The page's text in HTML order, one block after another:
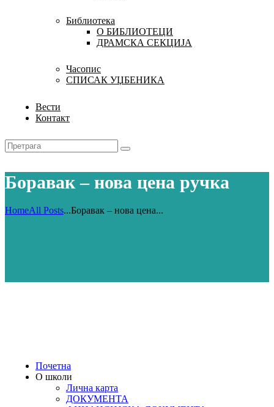
Библиотека
О БИБЛИОТЕЦИ
ДРАМСКА СЕКЦИЈА
Часопис
СПИСАК УЏБЕНИКА
Вести
Контакт
Боравак – нова цена ручка
HomeAll Posts...Боравак – нова цена...
Почетна
О школи
Лична карта
ДОКУМЕНТА